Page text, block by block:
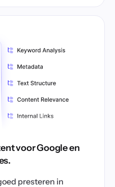
voor Google en
presteren in